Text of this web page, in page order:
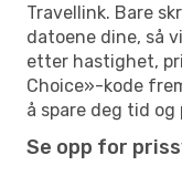
Travellink. Bare
datoene dine, så
etter hastighet,
Choice»-kode
å spare deg tid og
Se opp for